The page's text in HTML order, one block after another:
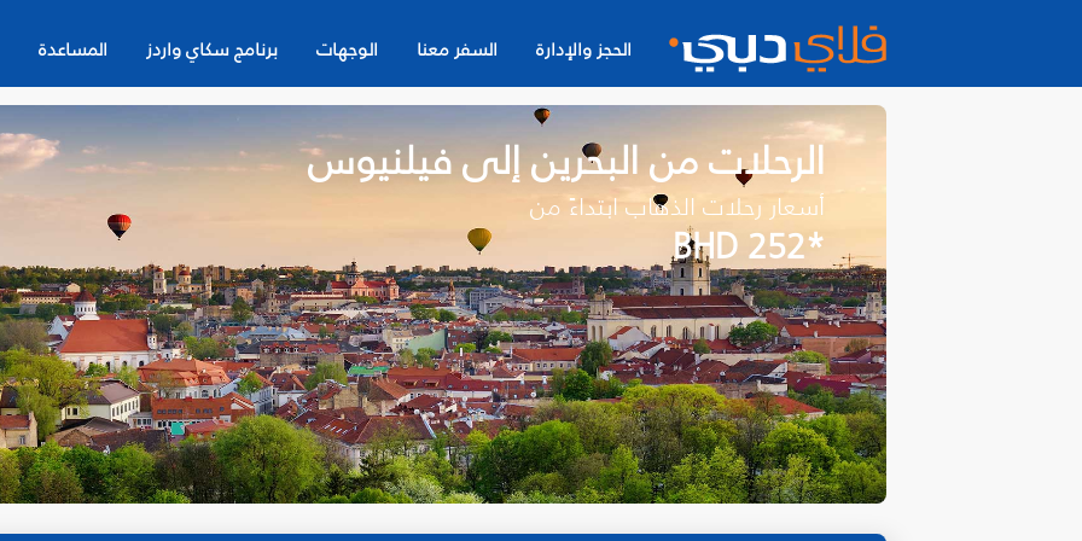
الحجز والإدارة السفر معنا الوجهات برنامج سكاي واردز المساعدة
الرحلات من البحرين إلى فيلنيوس
أسعار رحلات الذهاب ابتداءً من
*BHD 252